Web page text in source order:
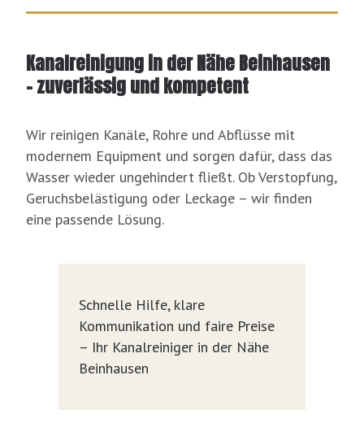
Kanalreinigung in der Nähe Beinhausen
– zuverlässig und kompetent
Wir reinigen Kanäle, Rohre und Abflüsse mit
modernem Equipment und sorgen dafür, dass das
Wasser wieder ungehindert fließt. Ob Verstopfung,
Geruchsbelästigung oder Leckage – wir finden
eine passende Lösung.
Schnelle Hilfe, klare
Kommunikation und faire Preise
– Ihr Kanalreiniger in der Nähe
Beinhausen